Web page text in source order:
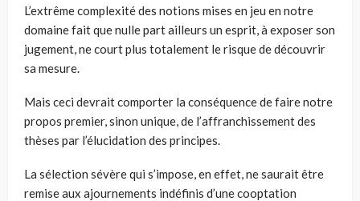
L’extrême complexité des notions mises en jeu en notre
domaine fait que nulle part ailleurs un esprit, à exposer son
jugement, ne court plus totalement le risque de découvrir
sa mesure.
Mais ceci devrait comporter la conséquence de faire notre
propos premier, sinon unique, de l’affranchissement des
thèses par l’élucidation des principes.
La sélection sévère qui s’impose, en effet, ne saurait être
remise aux ajournements indéfinis d’une cooptation